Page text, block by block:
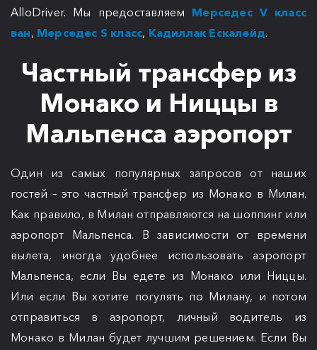
AlloDriver. Мы предоставляем Мерседес V класс
ван, Мерседес S класс, Кадиллак Ескалейд.
Частный трансфер из
Монако и Ниццы в
Мальпенса аэропорт
Один из самых популярных запросов от наших
гостей – это частный трансфер из Монако в Милан.
Как правило, в Милан отправляются на шоппинг или
аэропорт Мальпенса. В зависимости от времени
вылета, иногда удобнее использовать аэропорт
Мальпенса, если Вы едете из Монако или Ниццы.
Или если Вы хотите погулять по Милану, и потом
отправиться в аэропорт, личный водитель из
Монако в Милан будет лучшим решением. Если Вы